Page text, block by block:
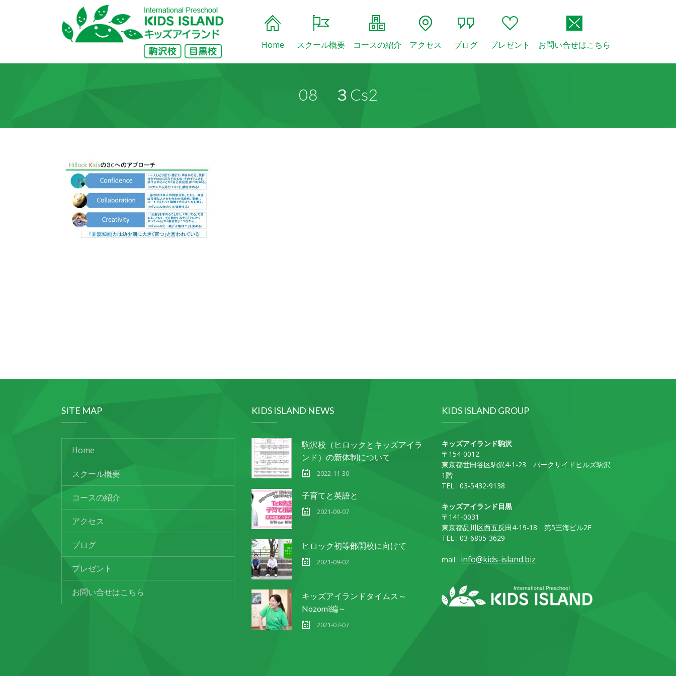
Home スクール概要 コースの紹介 アクセス ブログ プレゼント お問い合せはこちら
08 ３Cs2
SITE MAP
Home
スクール概要
コースの紹介
アクセス
ブログ
プレゼント
お問い合せはこちら
KIDS ISLAND NEWS
駒沢校（ヒロックとキッズアイラ
ンド）の新体制について
2022-11-30
子育てと英語と
2021-09-07
ヒロック初等部開校に向けて
2021-09-02
キッズアイランドタイムス～
Nozomi編～
2021-07-07
KIDS ISLAND GROUP
キッズアイランド駒沢
〒154-0012
東京都世田谷区駒沢4-1-23 パークサイドヒルズ駒沢
1階
TEL : 03-5432-9138
キッズアイランド目黒
〒141-0031
東京都品川区西五反田4-19-18 第5三海ビル2F
TEL : 03-6805-3629
mail : info@kids-island.biz